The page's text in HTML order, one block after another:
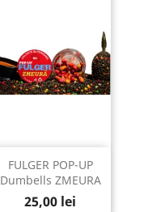
FULGER POP-UP
Dumbells ZMEURA
Pret
25,00 lei